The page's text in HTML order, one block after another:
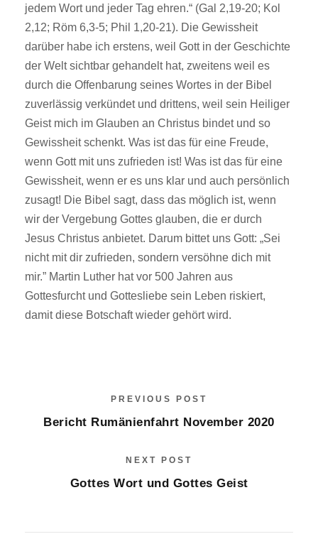
jedem Wort und jeder Tag ehren.“ (Gal 2,19-20; Kol
2,12; Röm 6,3-5; Phil 1,20-21). Die Gewissheit
darüber habe ich erstens, weil Gott in der Geschichte
der Welt sichtbar gehandelt hat, zweitens weil es
durch die Offenbarung seines Wortes in der Bibel
zuverlässig verkündet und drittens, weil sein Heiliger
Geist mich im Glauben an Christus bindet und so
Gewissheit schenkt. Was ist das für eine Freude,
wenn Gott mit uns zufrieden ist! Was ist das für eine
Gewissheit, wenn er es uns klar und auch persönlich
zusagt! Die Bibel sagt, dass das möglich ist, wenn
wir der Vergebung Gottes glauben, die er durch
Jesus Christus anbietet. Darum bittet uns Gott: „Sei
nicht mit dir zufrieden, sondern versöhne dich mit
mir.” Martin Luther hat vor 500 Jahren aus
Gottesfurcht und Gottesliebe sein Leben riskiert,
damit diese Botschaft wieder gehört wird.
PREVIOUS POST
Bericht Rumänienfahrt November 2020
NEXT POST
Gottes Wort und Gottes Geist